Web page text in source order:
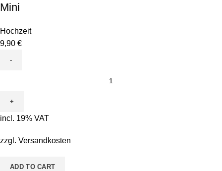
Mini
Hochzeit
9,90 €
Ausmalen
-
Froschkönig
quantity
incl. 19% VAT
zzgl. Versandkosten
ADD TO CART